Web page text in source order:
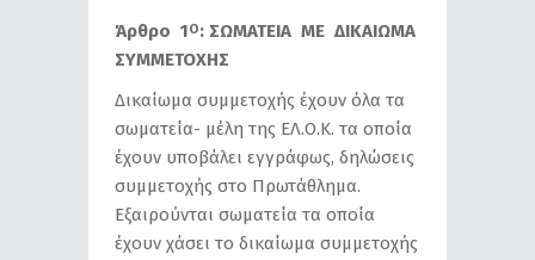
Άρθρο 1Ο: ΣΩΜΑΤΕΙΑ ΜΕ ΔΙΚΑΙΩΜΑ
ΣΥΜΜΕΤΟΧΗΣ
Δικαίωμα συμμετοχής έχουν όλα τα
σωματεία- μέλη της ΕΛ.Ο.Κ. τα οποία
έχουν υποβάλει εγγράφως, δηλώσεις
συμμετοχής στο Πρωτάθλημα.
Εξαιρούνται σωματεία τα οποία
έχουν χάσει το δικαίωμα συμμετοχής